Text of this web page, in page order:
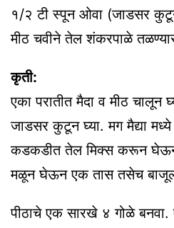
१/२ टी स्पून ओवा (जाडसर
मीठ चवीने तेल शंकरपाळे
कृती:
एका परातीत मैदा व मीठ चालून
जाडसर कुटून घ्या. मग मैद्या
कडकडीत तेल मिक्स करून घेऊन
मळून घेऊन एक तास तसेच
पीठाचे एक सारखे ४ गोळे